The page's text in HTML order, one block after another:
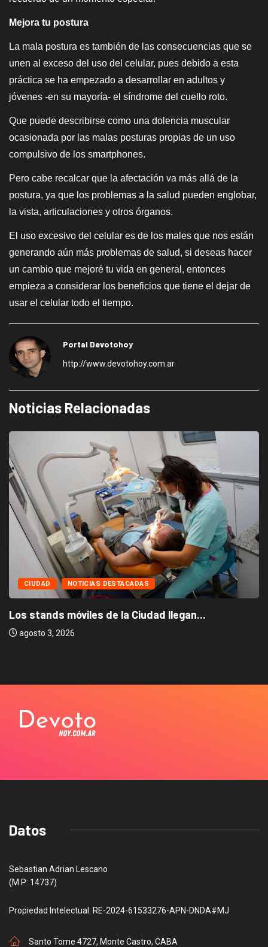
Mejora tu postura
La mala postura es también de las consecuencias que se
unen al exceso del uso del celular, pues debido a esta
práctica se ha empezado a desarrollar en adultos y
jóvenes -en su mayoría- el síndrome del cuello roto.
Que puede describirse como una dolencia muscular
ocasionada por las malas posturas propias de un uso
compulsivo de los smartphones.
Pero cabe recalcar que la afectación va más allá de la
postura, ya que los problemas a la salud pueden englobar,
la vista, articulaciones y otros órganos.
El uso excesivo del celular es de los males que nos están
generando aún más problemas de salud, si deseas hacer
un cambio que mejoré tu vida en general, entonces
empieza a considerar los beneficios que tiene el dejar de
usar el celular todo el tiempo.
Portal Devotohoy
http://www.devotohoy.com.ar
Noticias Relacionadas
CIUDAD NOTICIAS DESTACADAS
Los stands móviles de la Ciudad llegan...
agosto 3, 2026
Datos
Sebastian Adrian Lescano
(M.P: 14737)
Propiedad Intelectual: RE-2024-61533276-APN-DNDA#MJ
Santo Tome 4727, Monte Castro, CABA